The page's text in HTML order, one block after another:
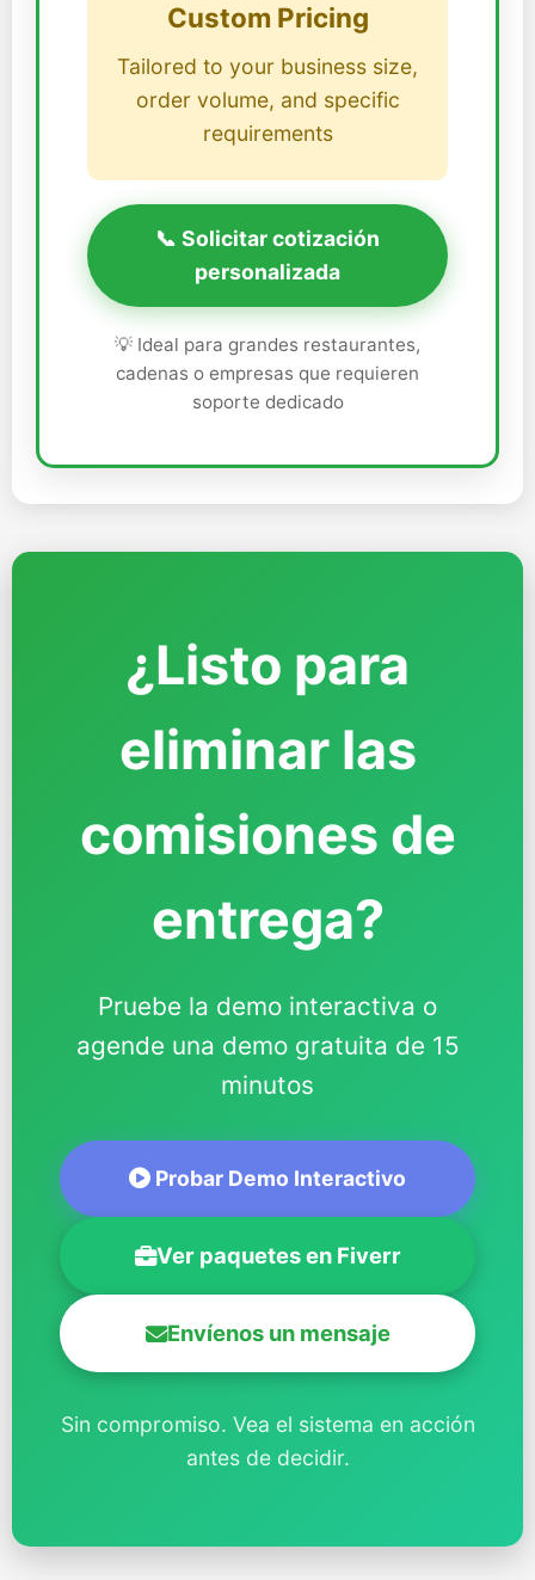
Custom Pricing
Tailored to your business size,
order volume, and specific
requirements
📞 Solicitar cotización
personalizada
💡 Ideal para grandes restaurantes,
cadenas o empresas que requieren
soporte dedicado
¿Listo para
eliminar las
comisiones de
entrega?
Pruebe la demo interactiva o
agende una demo gratuita de 15
minutos
Probar Demo Interactivo
Ver paquetes en Fiverr
Envíenos un mensaje
Sin compromiso. Vea el sistema en acción
antes de decidir.